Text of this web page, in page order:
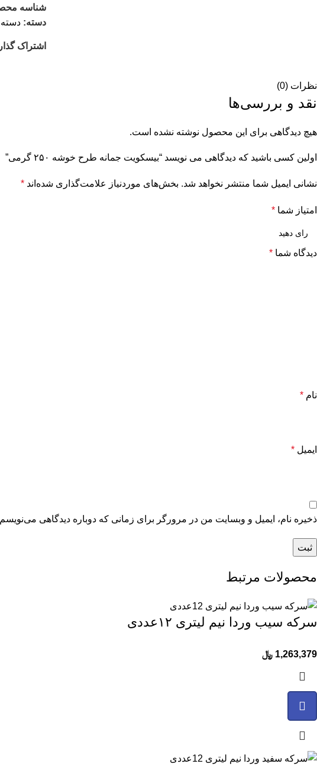
شناسه
دسته:
اشتراک
نظرات (0)
نقد و بررسی‌ها
هیچ دیدگاهی برای این محصول نوشته نشده است.
اولین کسی باشید که دیدگاهی می نویسد “بیسکویت جمانه طرح خوشه ۲۵۰ گرمی”
نشانی ایمیل شما منتشر نخواهد شد. بخش‌های موردنیاز علامت‌گذاری شده‌اند *
امتیاز شما *
دیدگاه شما *
نام *
ایمیل *
ذخیره نام، ایمیل و وبسایت من در مرورگر برای زمانی که دوباره دیدگاهی
محصولات مرتبط
سرکه سیب وردا نیم لیتری ۱۲عددی
1,263,379 ﷼